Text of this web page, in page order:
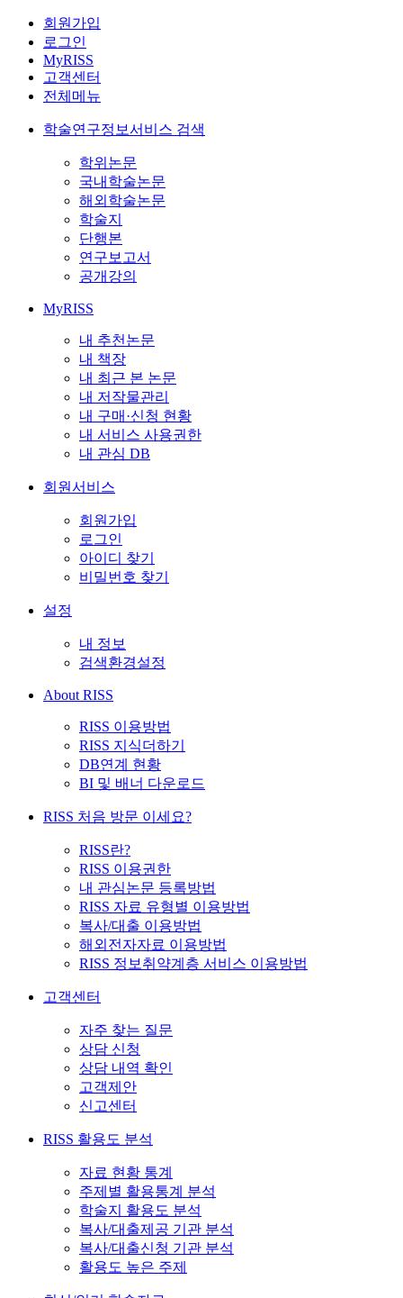
회원가입
로그인
MyRISS
고객센터
전체메뉴
학술연구정보서비스 검색
학위논문
국내학술논문
해외학술논문
학술지
단행본
연구보고서
공개강의
MyRISS
내 추천논문
내 책장
내 최근 본 논문
내 저작물관리
내 구매·신청 현황
내 서비스 사용권한
내 관심 DB
회원서비스
회원가입
로그인
아이디 찾기
비밀번호 찾기
설정
내 정보
검색환경설정
About RISS
RISS 이용방법
RISS 지식더하기
DB연계 현황
BI 및 배너 다운로드
RISS 처음 방문 이세요?
RISS란?
RISS 이용권한
내 관심논문 등록방법
RISS 자료 유형별 이용방법
복사/대출 이용방법
해외전자자료 이용방법
RISS 정보취약계층 서비스 이용방법
고객센터
자주 찾는 질문
상담 신청
상담 내역 확인
고객제안
신고센터
RISS 활용도 분석
자료 현황 통계
주제별 활용통계 분석
학술지 활용도 분석
복사/대출제공 기관 분석
복사/대출신청 기관 분석
활용도 높은 주제